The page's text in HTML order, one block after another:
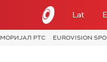
Lat
РТС EUROVISION